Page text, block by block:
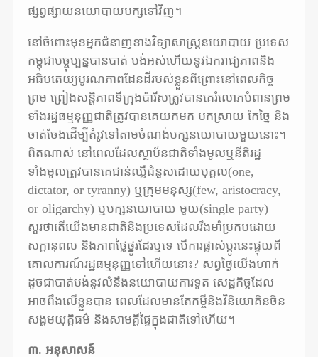
ផ្សព្វផ្សាយនយោបាយបក្សទៅវិញ។
នៅចំពោះមុខអ្នកជំនាញខាងវិទ្យាសាស្ត្រនយោបាយ ប្រទេស
កម្ពុជាបច្ចុប្បន្នបានបាត់ បង់អស់ហើយនូវឯករាជ្យភាពនិង
អធិបតេយ្យបូរណភាពដែនដីរបស់ខ្លួនពីព្រោះនៅពេលកិច្ច
ព្រម ព្រៀងសន្តិភាពទីក្រុងប៉ារីសត្រូវបានគេរំលោភបំពានព្រម
ទាំងរដ្ឋធម្មនុញ្ញជាតិត្រូវបានគេយកមក បកស្រាយ កែច្នៃ និង
ចាត់ចែងដើម្បីតំរូវទៅតាមចំណង់បក្សនយោបាយមួយនោះ។
ពិតណាស់ នៅពេលដែលស្ថាប័នជាតិទាំងមូលឬនីតិរដ្ឋ
ទាំងមូលត្រូវបានគេជាន់ឈ្លឺជំនួសដោយបុគ្គល(one,
dictator, or tyranny) ឬក្រុមមនុស្ស(few, aristocracy,
or oligarchy) ឬបក្សនយោបាយ មួយ(single party)
សួរថាតើយើងមានជាតិនិងប្រទេសដែលរឹងមាំប្រកបដោយ
សក្តានុពល និងភាពថ្លៃថ្នូរដែរឬទេ បើការផ្លាស់ប្តូរនេះផ្ទុយពី
គោលការណ៍រដ្ឋធម្មនុញ្ញទៅហើយនោះ? សព្វថ្ងៃយើងហាក់
ដូចជាបាត់បង់នូវលំនឹងនយោបាយការទូត សេដ្ឋកិច្ចដែល
អាចពឹងលើខ្លួនបាន ពេលដែលមានតែកម្ចីនិងវិនិយោគិនចិន
សង្គមយុត្តិធម៌ និងសាមគ្គីផ្ទៃក្នុងជាតិទៅហើយ។
៣. អនុសាសន៍